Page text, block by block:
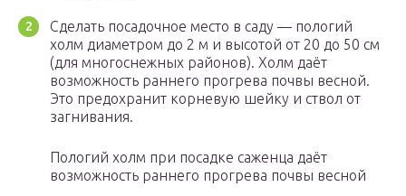
Сделать посадочное место в саду — пологий
холм диаметром до 2 м и высотой от 20 до 50 см
(для многоснежных районов). Холм даёт
возможность раннего прогрева почвы весной.
Это предохранит корневую шейку и ствол от
загнивания.
Пологий холм при посадке саженца даёт
возможность раннего прогрева почвы весной